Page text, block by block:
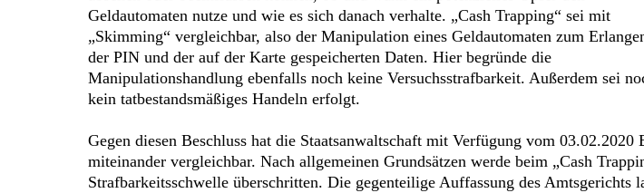
Geldautomaten nutze und wie es sich danach verhalte. „Cash Trapping“ sei mit
„Skimming“ vergleichbar, also der Manipulation eines Geldautomaten zum
der PIN und der auf der Karte gespeicherten Daten. Hier begründe die
Manipulationshandlung ebenfalls noch keine Versuchsstrafbarkeit. Außerdem sei
kein tatbestandsmäßiges Handeln erfolgt.
Gegen diesen Beschluss hat die Staatsanwaltschaft mit Verfügung vom
miteinander vergleichbar. Nach allgemeinen Grundsätzen werde beim „Cash
Strafbarkeitsschwelle überschritten. Die gegenteilige Auffassung des